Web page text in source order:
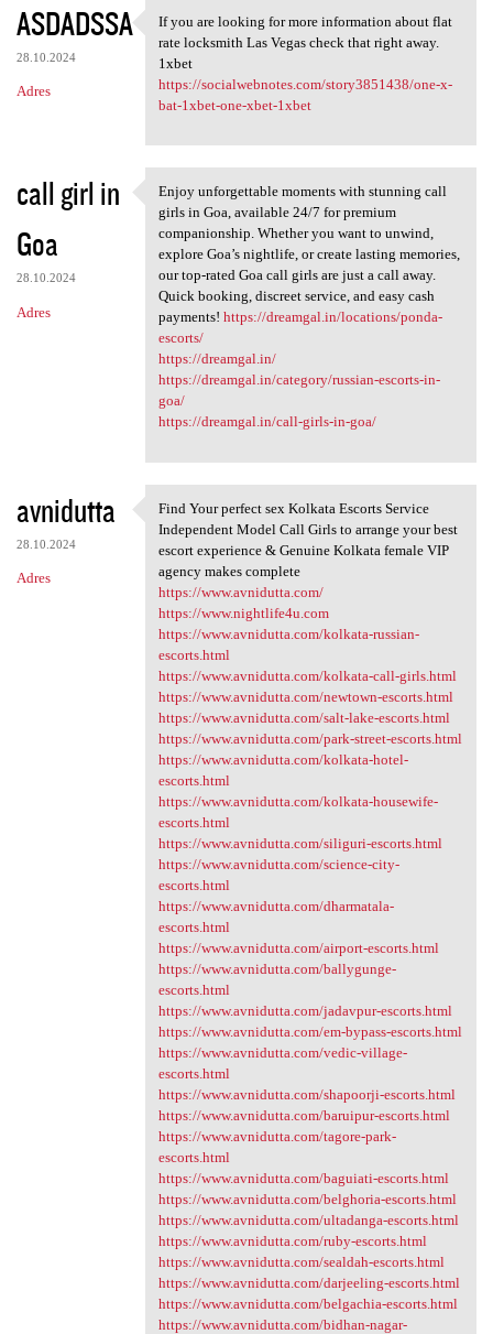
ASDADSSA
28.10.2024
Adres
If you are looking for more
If you are looking for more information about flat
rate locksmith Las Vegas check that right away.
1xbet
https://socialwebnotes.com/story3851438/one-x-
bat-1xbet-one-xbet-1xbet
call girl in
Goa
28.10.2024
Adres
Enjoy unforgettable moments
Enjoy unforgettable moments with stunning call
girls in Goa, available 24/7 for premium
companionship. Whether you want to unwind,
explore Goa’s nightlife, or create lasting memories,
our top-rated Goa call girls are just a call away.
Quick booking, discreet service, and easy cash
payments! https://dreamgal.in/locations/ponda-
escorts/
https://dreamgal.in/
https://dreamgal.in/category/russian-escorts-in-
goa/
https://dreamgal.in/call-girls-in-goa/
avnidutta
28.10.2024
Adres
Find Your perfect sex Kolkata
Find Your perfect sex Kolkata Escorts Service
Independent Model Call Girls to arrange your best
escort experience & Genuine Kolkata female VIP
agency makes complete
https://www.avnidutta.com/
https://www.nightlife4u.com
https://www.avnidutta.com/kolkata-russian-
escorts.html
https://www.avnidutta.com/kolkata-call-girls.html
https://www.avnidutta.com/newtown-escorts.html
https://www.avnidutta.com/salt-lake-escorts.html
https://www.avnidutta.com/park-street-escorts.html
https://www.avnidutta.com/kolkata-hotel-
escorts.html
https://www.avnidutta.com/kolkata-housewife-
escorts.html
https://www.avnidutta.com/siliguri-escorts.html
https://www.avnidutta.com/science-city-
escorts.html
https://www.avnidutta.com/dharmatala-
escorts.html
https://www.avnidutta.com/airport-escorts.html
https://www.avnidutta.com/ballygunge-
escorts.html
https://www.avnidutta.com/jadavpur-escorts.html
https://www.avnidutta.com/em-bypass-escorts.html
https://www.avnidutta.com/vedic-village-
escorts.html
https://www.avnidutta.com/shapoorji-escorts.html
https://www.avnidutta.com/baruipur-escorts.html
https://www.avnidutta.com/tagore-park-
escorts.html
https://www.avnidutta.com/baguiati-escorts.html
https://www.avnidutta.com/belghoria-escorts.html
https://www.avnidutta.com/ultadanga-escorts.html
https://www.avnidutta.com/ruby-escorts.html
https://www.avnidutta.com/sealdah-escorts.html
https://www.avnidutta.com/darjeeling-escorts.html
https://www.avnidutta.com/belgachia-escorts.html
https://www.avnidutta.com/bidhan-nagar-